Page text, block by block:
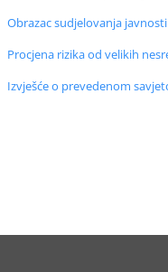
Obrazac sudjelovanja
Procjena rizika od velikih
Izvješće o prevedenom